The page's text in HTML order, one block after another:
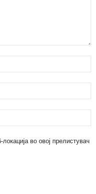
во овој прелистувач